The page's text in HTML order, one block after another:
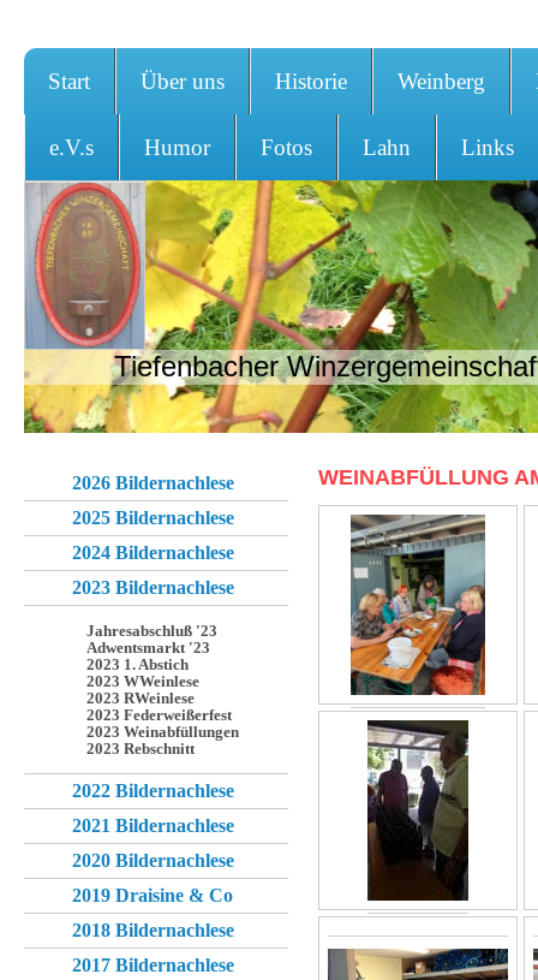
Start Über uns Historie Weinberg
e.V.s Humor Fotos Lahn Links
Tiefenbacher
2026 Bildernachlese
2025 Bildernachlese
2024 Bildernachlese
2023 Bildernachlese
Jahresabschluß '23
Adwentsmarkt '23
2023 1. Abstich
2023 WWeinlese
2023 RWeinlese
2023 Federweißerfest
2023 Weinabfüllungen
2023 Rebschnitt
2022 Bildernachlese
2021 Bildernachlese
2020 Bildernachlese
2019 Draisine & Co
2018 Bildernachlese
2017 Bildernachlese
WEINABFÜLLUNG